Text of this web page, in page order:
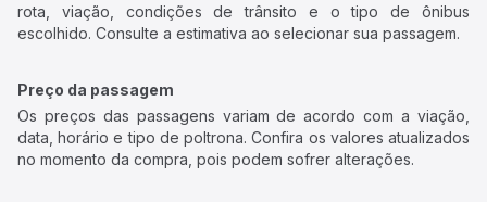
rota, viação, condições de trânsito e o tipo de ônibus
escolhido. Consulte a estimativa ao selecionar sua passagem.
Preço da passagem
Os preços das passagens variam de acordo com a viação,
data, horário e tipo de poltrona. Confira os valores atualizados
no momento da compra, pois podem sofrer alterações.